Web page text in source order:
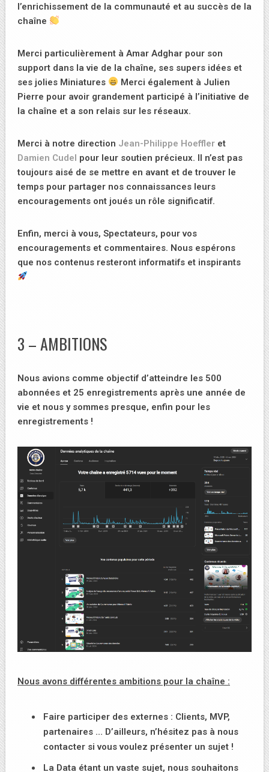
l’enrichissement de la communauté et au succès de la
chaîne
Merci particulièrement à Amar Adghar pour son
support dans la vie de la chaîne, ses supers idées et
ses jolies Miniatures
Merci également à Julien
Pierre pour avoir grandement participé à l’initiative de
la chaîne et a son relais sur les réseaux.
Merci à notre direction Jean-Philippe Hoeffler et
Damien Cudel pour leur soutien précieux. Il n’est pas
toujours aisé de se mettre en avant et de trouver le
temps pour partager nos connaissances leurs
encouragements ont joués un rôle significatif.
Enfin, merci à vous, Spectateurs, pour vos
encouragements et commentaires. Nous espérons
que nos contenus resteront informatifs et inspirants
3 – AMBITIONS
Nous avions comme objectif d’atteindre les 500
abonnées et 25 enregistrements après une année de
vie et nous y sommes presque, enfin pour les
enregistrements !
Nous avons différentes ambitions pour la chaîne :
Faire participer des externes : Clients, MVP,
partenaires … D’ailleurs, n’hésitez pas à nous
contacter si vous voulez présenter un sujet !
La Data étant un vaste sujet, nous souhaitons